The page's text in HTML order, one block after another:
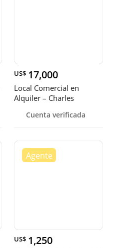
US$ 17,000
Local Comercial en
Alquiler – Charles
Cuenta verificada
US$ 1,250